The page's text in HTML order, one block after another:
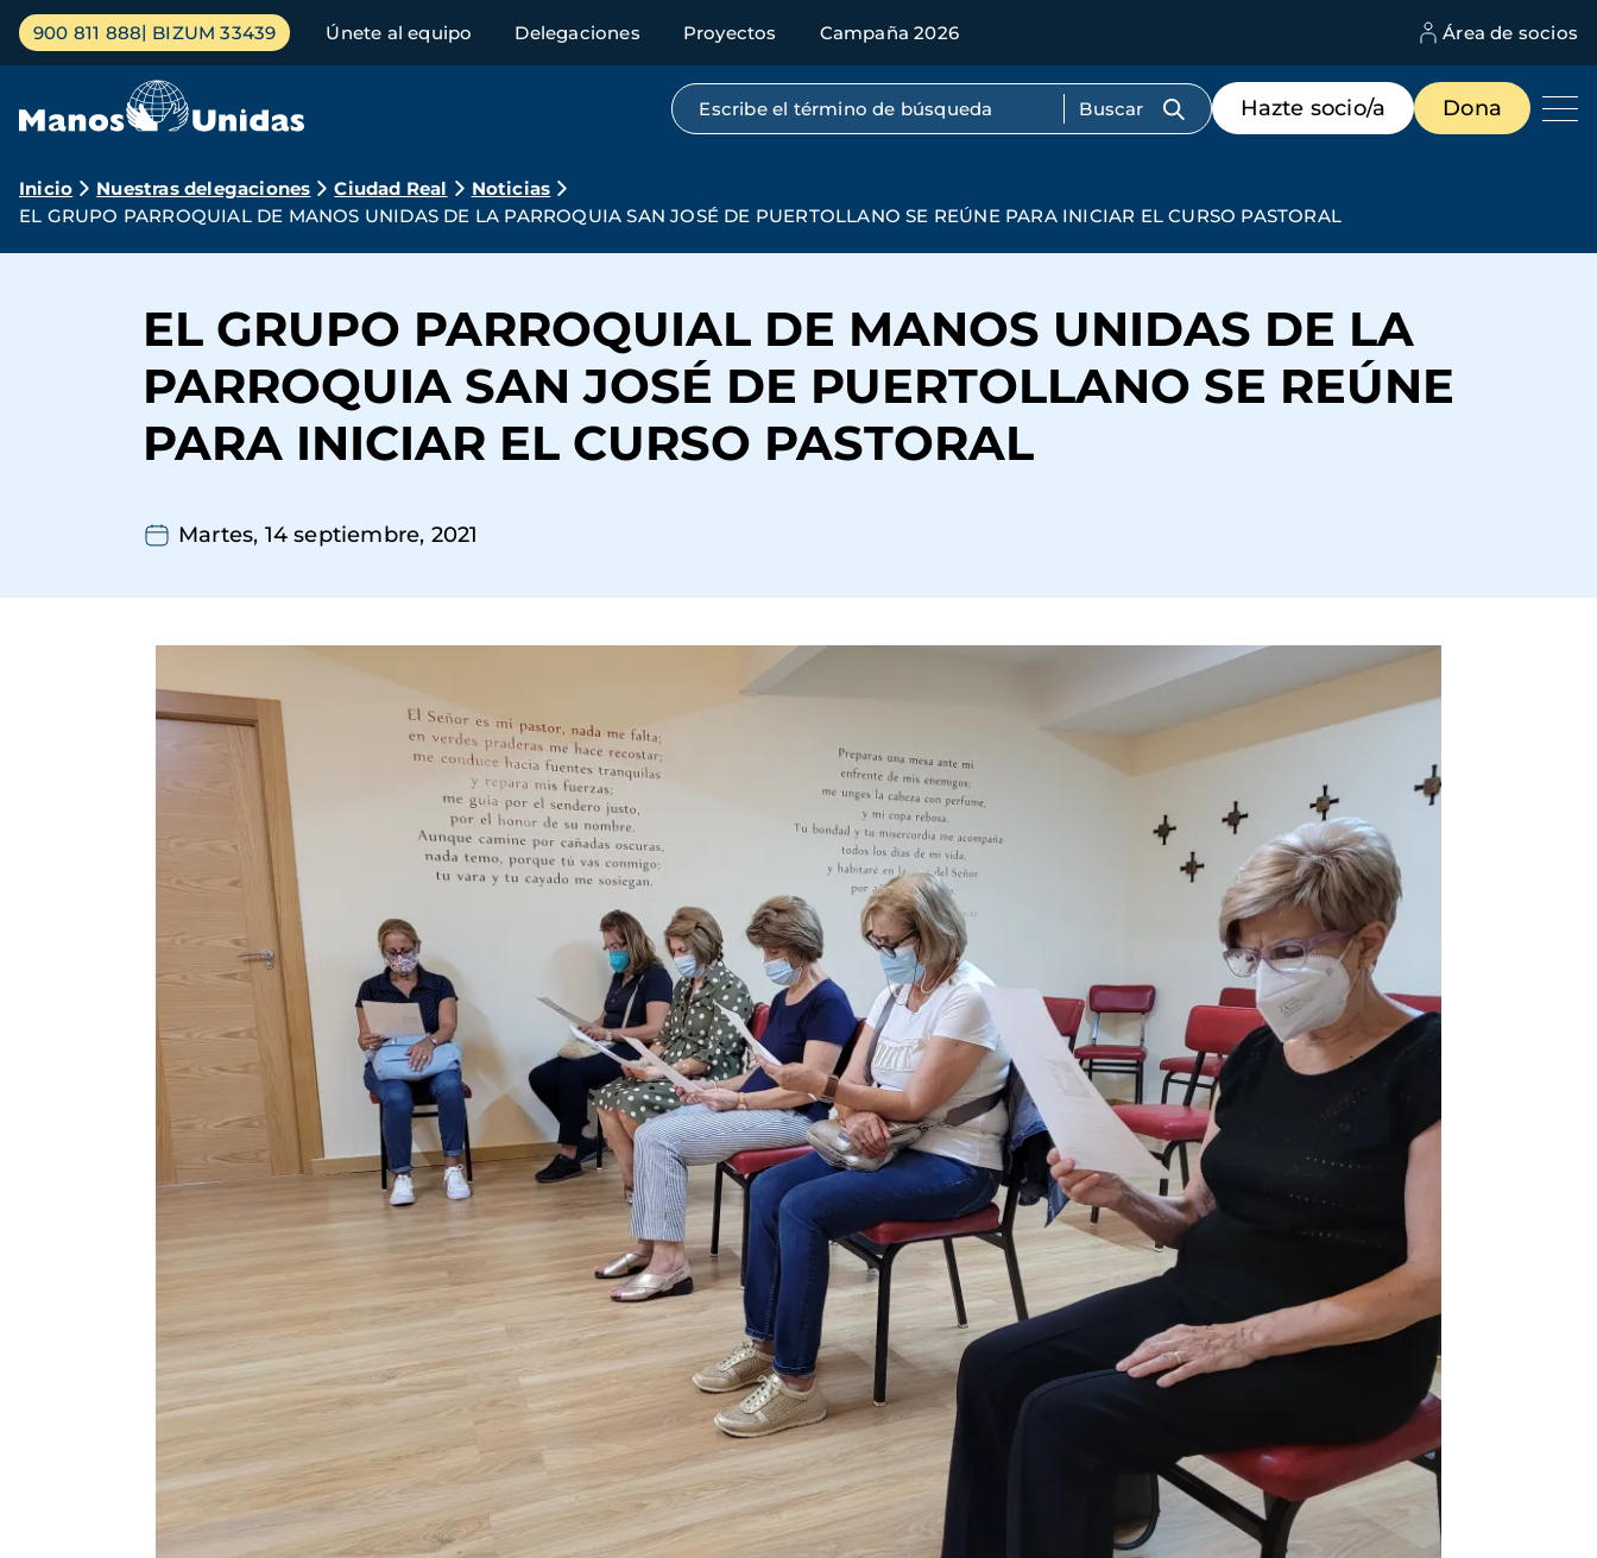
Pasar
contenido
Menú
principal
900 811 888 BIZUM 33439 Únete al equipo Delegaciones Proyectos Campaña 2026 Área de socios
Búsqueda por texto completo
Menú
de
destacados
Hazte socio/a Dona
Ruta
de
Inicio Nuestras delegaciones Ciudad Real
Noticias
EL GRUPO PARROQUIAL DE MANOS UNIDAS DE LA PARROQUIA SAN JOSÉ DE PUERTOLLANO SE REÚNE PARA INICIAR EL CURSO PASTORAL
EL GRUPO PARROQUIAL DE MANOS UNIDAS DE LA
PARROQUIA SAN JOSÉ DE PUERTOLLANO SE REÚNE
PARA INICIAR EL CURSO PASTORAL
Martes, 14 septiembre, 2021